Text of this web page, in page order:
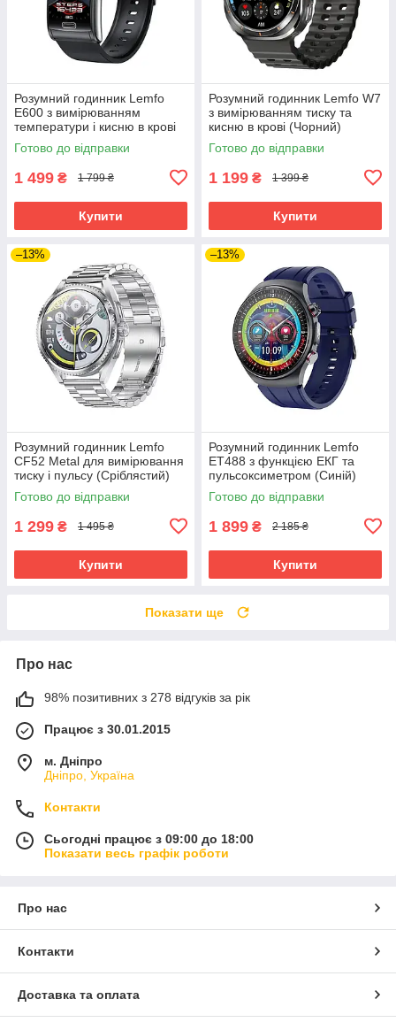
Розумний годинник Lemfo
E600 з вимірюванням
температури і кисню в крові
(Чорний)
Готово до відправки
1 499 ₴ 1 799 ₴
Купити
Розумний годинник Lemfo W7
з вимірюванням тиску та
кисню в крові (Чорний)
Готово до відправки
1 199 ₴ 1 399 ₴
Купити
–13%
Розумний годинник Lemfo
CF52 Metal для вимірювання
тиску і пульсу (Сріблястий)
Готово до відправки
1 299 ₴ 1 495 ₴
Купити
–13%
Розумний годинник Lemfo
ET488 з функцією ЕКГ та
пульсоксиметром (Синій)
Готово до відправки
1 899 ₴ 2 185 ₴
Купити
Показати ще
Про нас
98% позитивних з 278 відгуків за рік
Працює з 30.01.2015
м. Дніпро
Дніпро, Україна
Контакти
Сьогодні працює з 09:00 до 18:00
Показати весь графік роботи
Про нас
Контакти
Доставка та оплата